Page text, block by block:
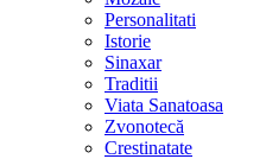
Personalitati
Istorie
Sinaxar
Traditii
Viata Sanatoasa
Zvonotecă
Crestinatate